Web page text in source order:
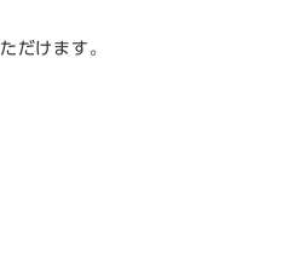
だけます。